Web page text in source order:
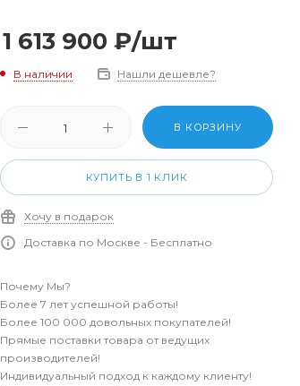
1 613 900 ₽/шт
В наличии Нашли дешевле?
В КОРЗИНУ
КУПИТЬ В 1 КЛИК
Хочу в подарок
Доставка по Москве - Бесплатно
Почему Мы?
Более 7 лет успешной работы!
Более 100 000 довольных покупателей!
Прямые поставки товара от ведущих
производителей!
Индивидуальный подход к каждому клиенту!